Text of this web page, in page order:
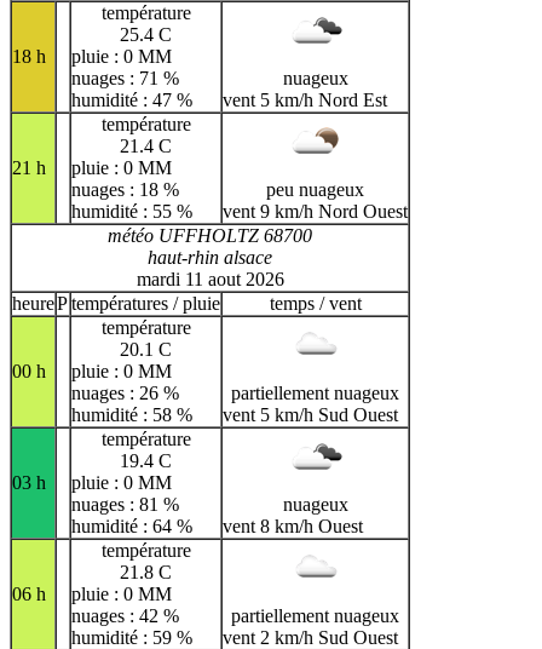
18 h
température
25.4 C
pluie : 0 MM
nuages : 71 %
humidité : 47 %
nuageux
vent 5 km/h Nord Est
21 h
température
21.4 C
pluie : 0 MM
nuages : 18 %
humidité : 55 %
peu nuageux
vent 9 km/h Nord Ouest
météo UFFHOLTZ 68700
haut-rhin alsace
mardi 11 aout 2026
heurePtempératures / pluie temps / vent
00 h
température
20.1 C
pluie : 0 MM
nuages : 26 %
humidité : 58 %
partiellement nuageux
vent 5 km/h Sud Ouest
03 h
température
19.4 C
pluie : 0 MM
nuages : 81 %
humidité : 64 %
nuageux
vent 8 km/h Ouest
06 h
température
21.8 C
pluie : 0 MM
nuages : 42 %
humidité : 59 %
partiellement nuageux
vent 2 km/h Sud Ouest